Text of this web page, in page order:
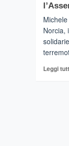
Norcia,
Leggi